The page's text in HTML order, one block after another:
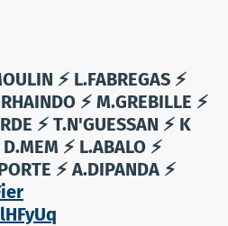
⚡ L.FABREGAS ⚡
⚡ M.GREBILLE ⚡
⚡ T.N'GUESSAN ⚡ K
⚡ L.ABALO ⚡
⚡ A.DIPANDA ⚡